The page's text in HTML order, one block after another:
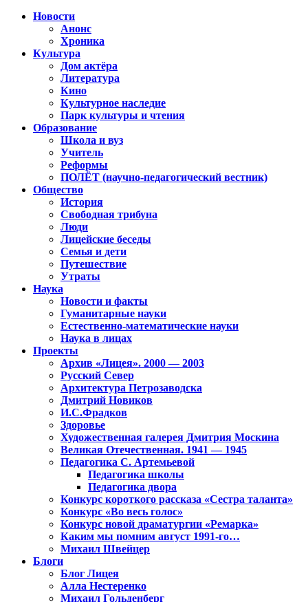
Новости
Анонс
Хроника
Культура
Дом актёра
Литература
Кино
Культурное наследие
Парк культуры и чтения
Образование
Школа и вуз
Учитель
Реформы
ПОЛЁТ (научно-педагогический вестник)
Общество
История
Свободная трибуна
Люди
Лицейские беседы
Семья и дети
Путешествие
Утраты
Наука
Новости и факты
Гуманитарные науки
Естественно-математические науки
Наука в лицах
Проекты
Архив «Лицея». 2000 — 2003
Русский Север
Архитектура Петрозаводска
Дмитрий Новиков
И.С.Фрадков
Здоровье
Художественная галерея Дмитрия Москина
Великая Отечественная. 1941 — 1945
Педагогика С. Артемьевой
Педагогика школы
Педагогика двора
Конкурс короткого рассказа «Сестра таланта»
Конкурс «Во весь голос»
Конкурс новой драматургии «Ремарка»
Каким мы помним август 1991-го…
Михаил Швейцер
Блоги
Блог Лицея
Алла Нестеренко
Михаил Гольденберг